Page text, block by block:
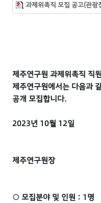
과제위촉직 모집 공고(관
제주연구원 과제위촉직 직
제주연구원에서는 다음과
공개 모집합니다.
2023년 10월 12일
제주연구원장
○ 모집분야 및 인원 : 1명